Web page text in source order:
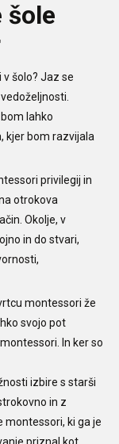
šole
v šolo? Jaz se
lahko
kjer bom razvijala
privilegij in
otrokova
Okolje, v
in do stvari,
montessori že
svojo pot
In ker so
izbire s starši
in z
montessori, ki ga je